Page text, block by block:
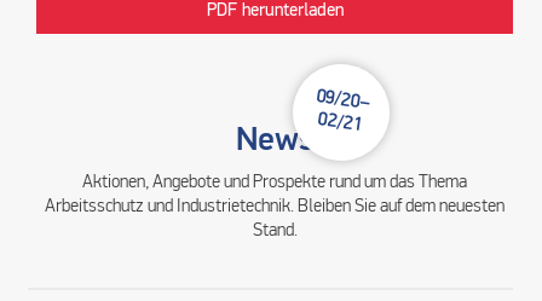
PDF herunterladen
09/20–
02/21
News
Aktionen, Angebote und Prospekte rund um das Thema
Arbeitsschutz und Industrietechnik. Bleiben Sie auf dem neuesten
Stand.